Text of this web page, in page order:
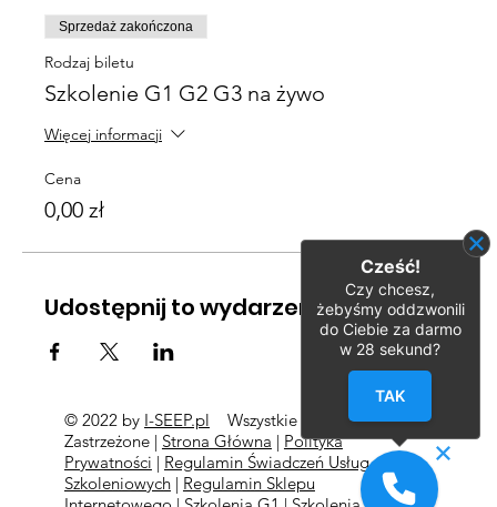
Sprzedaż zakończona
Rodzaj biletu
Szkolenie G1 G2 G3 na żywo
Więcej informacji
Cena
0,00 zł
Udostępnij to wydarzenie
© 2022 by I-SEEP.pl
Wszystkie Prawa
Zastrzeżone | Strona Główna | Polityka
Prywatności | Regulamin Świadczeń Usług
Szkoleniowych| Regulamin Sklepu
Cześć!
Czy chcesz,
żebyśmy oddzwonili
do Ciebie za darmo
w 28 sekund?
TAK